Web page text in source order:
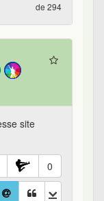
de 294
site
0